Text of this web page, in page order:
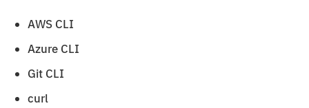
AWS CLI
Azure CLI
Git CLI
curl